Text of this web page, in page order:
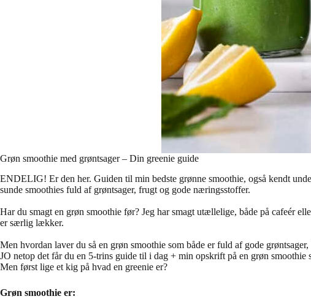
Grøn smoothie med grøntsager – Din greenie guide
ENDELIG! Er den her. Guiden til min bedste grønne smoothie, også kendt
sunde smoothies fuld af grøntsager, frugt og gode næringsstoffer.
Har du smagt en grøn smoothie før? Jeg har smagt utællelige, både på cafeér
er særlig lækker.
Men hvordan laver du så en grøn smoothie som både er fuld af gode
JO netop det får du en 5-trins guide til i dag + min opskrift på en grøn smoothie
Men først lige et kig på hvad en greenie er?
Grøn smoothie er: